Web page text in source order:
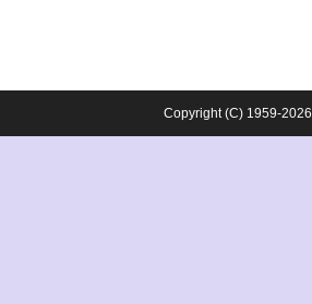
Copyright (C) 1959-